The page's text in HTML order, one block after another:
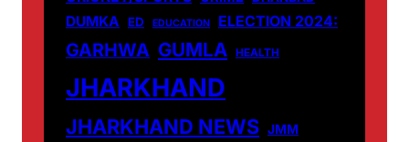
DUMKA ED EDUCATION ELECTION 2024:
GARHWA GUMLA HEALTH
JHARKHAND
JHARKHAND NEWS JMM